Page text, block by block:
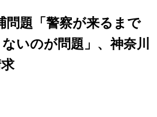
題「警察が来るまで
いのが問題」、神奈川